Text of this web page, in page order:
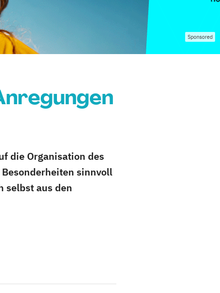
Sponsored
die Organisation des
sinnvoll
selbst aus den